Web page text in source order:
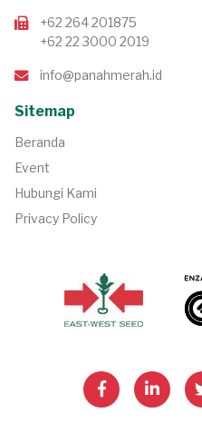
+62 264 201875
+62 22 3000 2019
info@panahmerah.id
Sitemap
Beranda
Event
Hubungi Kami
Privacy Policy